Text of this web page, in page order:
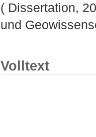
( Dissertation,
und
Volltext